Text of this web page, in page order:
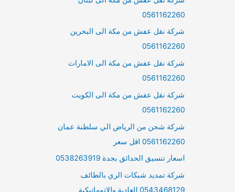
0561162260
شركة نقل عفش من مكة الى البحرين
0561162260
شركة نقل عفش من مكة الى الامارات
0561162260
شركة نقل عفش من مكة الى الكويت
0561162260
شركة شحن من الرياض الي سلطنة عمان
0561162260 اقل سعر
اسعار تنسيق الحدائق بجدة 0538263919
شركة تمديد شبكات الري بالطائف
0543468129 العادية والاتوماتيكية